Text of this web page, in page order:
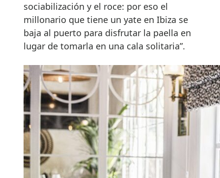
sociabilización y el roce: por eso el
millonario que tiene un yate en Ibiza se
baja al puerto para disfrutar la paella en
lugar de tomarla en una cala solitaria”.